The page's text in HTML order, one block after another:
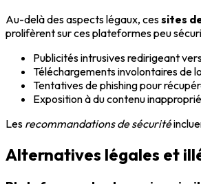
Au-delà des aspects légaux, cessites
prolifèrent sur ces plateformes peu
Publicités intrusives redirigeant
Téléchargements involontaires de
Tentatives de phishing pour
Exposition à du contenu
Les recommandations de sécurité
Alternatives légales et